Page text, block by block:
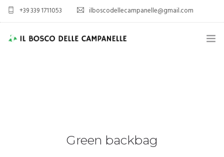
+39 339 1711053 ilboscodellecampanelle@gmail.com
Green backbag